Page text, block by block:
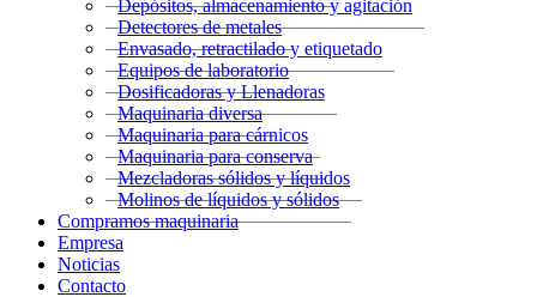
Depósitos, almacenamiento y agitación
Detectores de metales
Envasado, retractilado y etiquetado
Equipos de laboratorio
Dosificadoras y Llenadoras
Maquinaria diversa
Maquinaria para cárnicos
Maquinaria para conserva
Mezcladoras sólidos y líquidos
Molinos de líquidos y sólidos
Compramos maquinaria
Empresa
Noticias
Contacto